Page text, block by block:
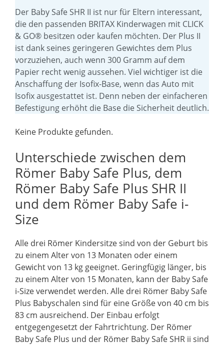
Der Baby Safe SHR II ist nur für Eltern interessant,
die den passenden BRITAX Kinderwagen mit CLICK
& GO® besitzen oder kaufen möchten. Der Plus II
ist dank seines geringeren Gewichtes dem Plus
vorzuziehen, auch wenn 300 Gramm auf dem
Papier recht wenig aussehen. Viel wichtiger ist die
Anschaffung der Isofix-Base, wenn das Auto mit
Isofix ausgestattet ist. Denn neben der einfacheren
Befestigung erhöht die Base die Sicherheit deutlich.
Keine Produkte gefunden.
Unterschiede zwischen dem
Römer Baby Safe Plus, dem
Römer Baby Safe Plus SHR II
und dem Römer Baby Safe i-
Size
Alle drei Römer Kindersitze sind von der Geburt bis
zu einem Alter von 13 Monaten oder einem
Gewicht von 13 kg geeignet. Geringfügig länger, bis
zu einem Alter von 15 Monaten, kann der Baby Safe
i-Size verwendet werden. Alle drei Römer Baby Safe
Plus Babyschalen sind für eine Größe von 40 cm bis
83 cm ausreichend. Der Einbau erfolgt
entgegengesetzt der Fahrtrichtung. Der Römer
Baby Safe Plus und der Römer Baby Safe SHR ii sind